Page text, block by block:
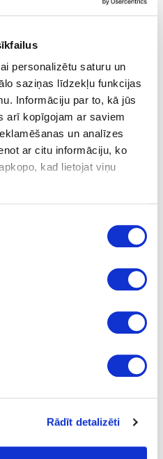
personalizētu saturu un
saziņas līdzekļu funkcijas
Informāciju par to, kā jūs
arī kopīgojam ar saviem
un analīzes
ar citu informāciju, ko
kad lietojat viņu
Rādīt detalizēti
laminates (HPL) Duropal
08-R20031-RU-0.8
R20031